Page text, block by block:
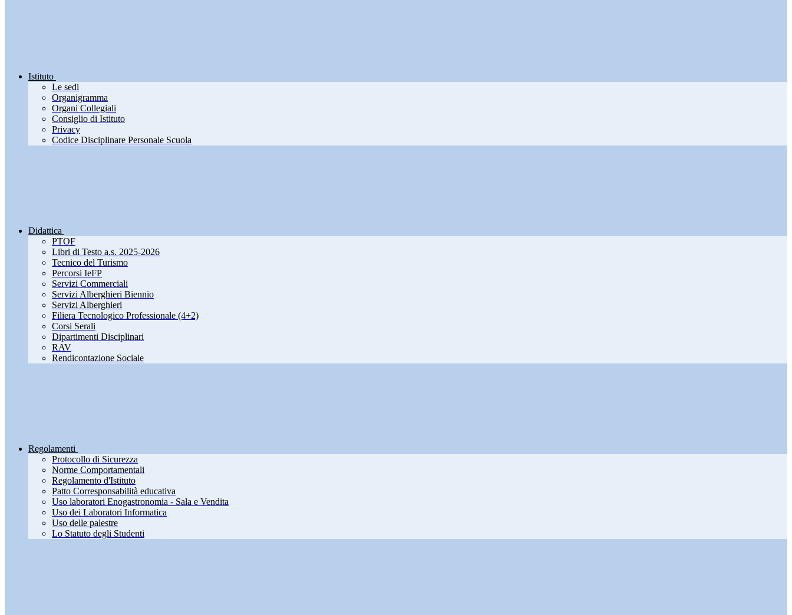
Istituto
Le sedi
Organigramma
Organi Collegiali
Consiglio di Istituto
Privacy
Codice Disciplinare Personale Scuola
Didattica
PTOF
Libri di Testo a.s. 2025-2026
Tecnico del Turismo
Percorsi IeFP
Servizi Commerciali
Servizi Alberghieri Biennio
Servizi Alberghieri
Filiera Tecnologico Professionale (4+2)
Corsi Serali
Dipartimenti Disciplinari
RAV
Rendicontazione Sociale
Regolamenti
Protocollo di Sicurezza
Norme Comportamentali
Regolamento d'Istituto
Patto Corresponsabilità educativa
Uso laboratori Enogastronomia - Sala e Vendita
Uso dei Laboratori Informatica
Uso delle palestre
Lo Statuto degli Studenti